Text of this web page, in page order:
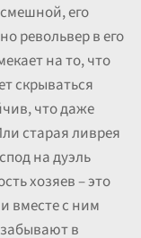
его
револьвер в его
на то, что
скрываться
что даже
старая ливрея
на дуэль
хозяев – это
вместе с ним
в